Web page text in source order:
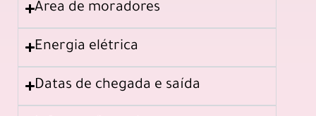
Área de moradores
Energia elétrica
Datas de chegada e saída